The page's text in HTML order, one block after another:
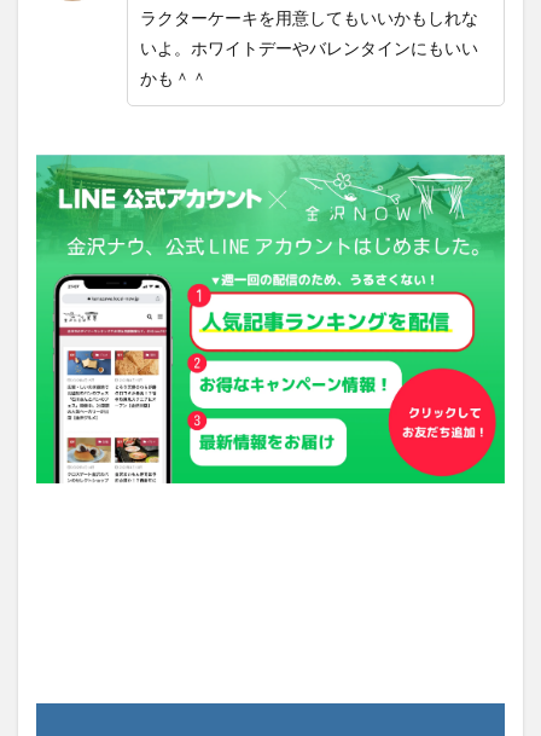
ラクターケーキを用意してもいいかもしれな
いよ。ホワイトデーやバレンタインにもいい
かも＾＾